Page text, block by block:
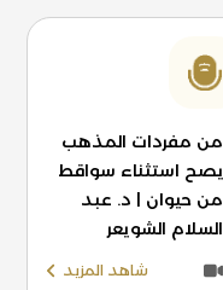
من مفردات المذهب
يصح استثناء سواقط
من حيوان | د. عبد
السلام الشويعر
شاهد المزيد